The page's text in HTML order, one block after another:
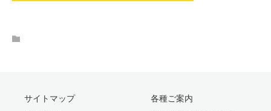
サイトマップ 各種ご案内